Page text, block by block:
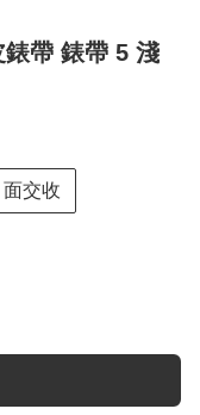
帶 錶帶 5 淺
面交收